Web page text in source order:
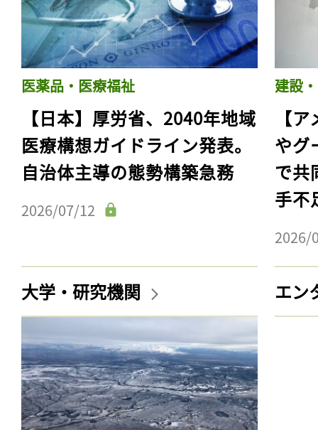
医薬品・医療福祉
【日本】厚労省、2040年地域
医療構想ガイドライン発表。
自治体主導の態勢構築急務
2026/07/12
建設
【
やグ
で共
手不
2026/
大学・研究機関 エン